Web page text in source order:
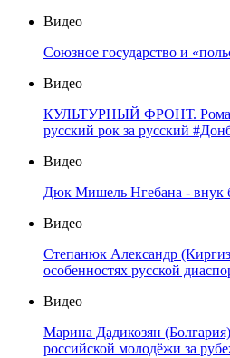
Видео
Союзное государство и
Видео
КУЛЬТУРНЫЙ ФРОНТ.
русский рок за русский
Видео
Дюк Мишель Нгебана - внук
Видео
Степанюк Александр
особенностях русской
Видео
Марина Дадикозян
российской молодёжи за